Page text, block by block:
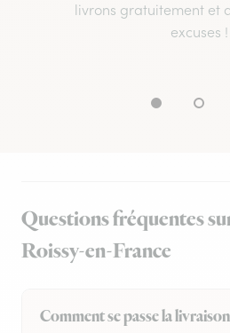
livrons gratuitement et
excuses !
Questions fréquentes
Roissy-en-France
Comment se passe la